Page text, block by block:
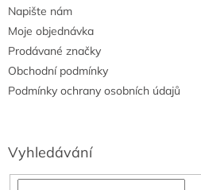
Napište nám
Moje objednávka
Prodávané značky
Obchodní podmínky
Podmínky ochrany osobních údajů
Vyhledávání